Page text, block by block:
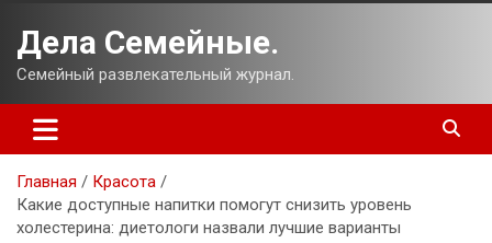
Дела Семейные.
Семейный развлекательный журнал.
Главная
Красота
Какие доступные напитки помогут снизить уровень
холестерина: диетологи назвали лучшие варианты